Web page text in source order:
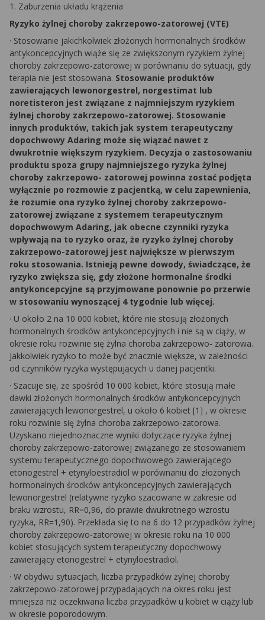
1. Zaburzenia układu krążenia
Ryzyko żylnej choroby zakrzepowo-zatorowej (VTE)
· Stosowanie jakichkolwiek złożonych hormonalnych środków
antykoncepcyjnych wiąże się ze zwiększonym ryzykiem żylnej
choroby zakrzepowo-zatorowej w porównaniu do sytuacji, gdy
terapia nie jest stosowana. Stosowanie produktów
zawierających lewonorgestrel, norgestimat lub
noretisteron jest związane z najmniejszym ryzykiem
żylnej choroby zakrzepowo-zatorowej. Stosowanie
innych produktów, takich jak system terapeutyczny
dopochwowy Adaring może się wiązać nawet z
dwukrotnie większym ryzykiem. Decyzja o zastosowaniu
produktu spoza grupy najmniejszego ryzyka żylnej
choroby zakrzepowo- zatorowej powinna zostać podjęta
wyłącznie po rozmowie z pacjentką, w celu zapewnienia,
że rozumie ona ryzyko żylnej choroby zakrzepowo-
zatorowej związane z systemem terapeutycznym
dopochwowym Adaring, jak obecne czynniki ryzyka
wpływają na to ryzyko oraz, że ryzyko żylnej choroby
zakrzepowo-zatorowej jest największe w pierwszym
roku stosowania. Istnieją pewne dowody, świadczące, że
ryzyko zwiększa się, gdy złożone hormonalne środki
antykoncepcyjne są przyjmowane ponownie po przerwie
w stosowaniu wynoszącej 4 tygodnie lub więcej.
· U około 2 na 10 000 kobiet, które nie stosują złożonych
hormonalnych środków antykoncepcyjnych i nie są w ciąży, w
okresie roku rozwinie się żylna choroba zakrzepowo- zatorowa.
Jakkolwiek ryzyko to może być znacznie większe, w zależności
od czynników ryzyka występujących u danej pacjentki.
· Szacuje się, że spośród 10 000 kobiet, które stosują małe
dawki złożonych hormonalnych środków antykoncepcyjnych
zawierających lewonorgestrel, u około 6 kobiet [1] , w okresie
roku rozwinie się żylna choroba zakrzepowo-zatorowa.
Uzyskano niejednoznaczne wyniki dotyczące ryzyka żylnej
choroby zakrzepowo-zatorowej związanego ze stosowaniem
systemu terapeutycznego dopochwowego zawierającego
etonogestrel + etynyloestradiol w porównaniu do złożonych
hormonalnych środków antykoncepcyjnych zawierających
lewonorgestrel (relatywne ryzyko szacowane w zakresie od
braku wzrostu, RR=0,96, do prawie dwukrotnego wzrostu
ryzyka, RR=1,90). Przekłada się to na 6 do 12 przypadków żylnej
choroby zakrzepowo-zatorowej w okresie roku na 10 000
kobiet stosujących system terapeutyczny dopochwowy
zawierający etonogestrel + etynyloestradiol.
· W obydwu sytuacjach, liczba przypadków żylnej choroby
zakrzepowo-zatorowej przypadających na okres roku jest
mniejsza niż oczekiwana liczba przypadków u kobiet w ciąży lub
w okresie poporodowym.